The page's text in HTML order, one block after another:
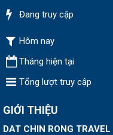
Đang truy cập
Hôm nay
Tháng hiện tại
Tổng lượt truy cập
GIỚI THIỆU
DAT CHIN RONG TRAVEL